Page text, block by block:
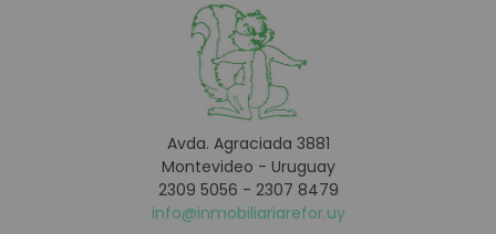
Avda. Agraciada 3881
Montevideo - Uruguay
2309 5056 - 2307 8479
info@inmobiliariarefor.uy